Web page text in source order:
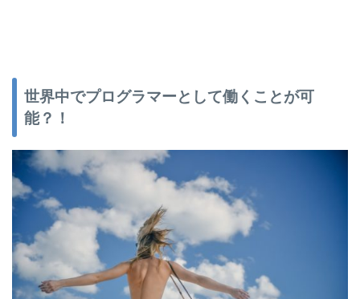
世界中でプログラマーとして働くことが可
能？！